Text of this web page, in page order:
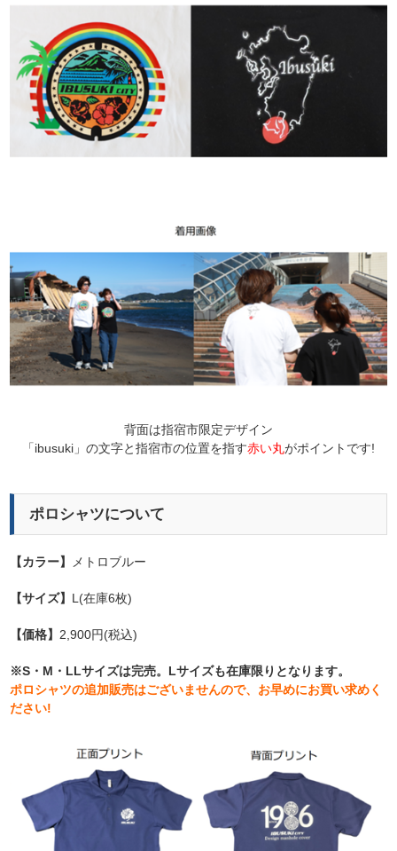
背面は指宿市限定デザイン
「ibusuki」 の文字と指宿市の位置を指す赤い丸がポイントです!
ポロシャツについて
【カラー】 メトロブルー
【サイズ】 L(在庫6枚)
【価格】 2,900円(税込)
※S・M・LLサイズは完売。Lサイズも在庫限りとなります。
ポロシャツの追加販売はございませんので、お早めにお買い求めく
ださい!